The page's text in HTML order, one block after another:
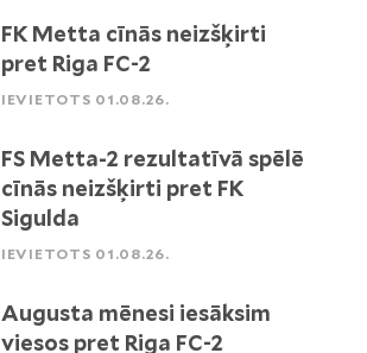
FK Metta cīnās neizšķirti
pret Riga FC-2
IEVIETOTS 01.08.26.
FS Metta-2 rezultatīvā spēlē
cīnās neizšķirti pret FK
Sigulda
IEVIETOTS 01.08.26.
Augusta mēnesi iesāksim
viesos pret Riga FC-2